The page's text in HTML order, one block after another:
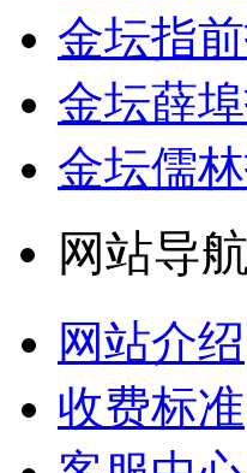
金坛指
金坛薛
金坛儒
网站导航
网站介绍
收费标准